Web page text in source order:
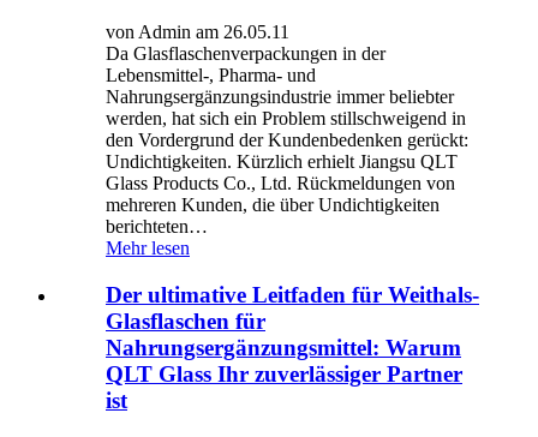
von Admin am 26.05.11
Da Glasflaschenverpackungen in der
Lebensmittel-, Pharma- und
Nahrungsergänzungsindustrie immer beliebter
werden, hat sich ein Problem stillschweigend in
den Vordergrund der Kundenbedenken gerückt:
Undichtigkeiten. Kürzlich erhielt Jiangsu QLT
Glass Products Co., Ltd. Rückmeldungen von
mehreren Kunden, die über Undichtigkeiten
berichteten…
Mehr lesen
Der ultimative Leitfaden für Weithals-
Glasflaschen für
Nahrungsergänzungsmittel: Warum
QLT Glass Ihr zuverlässiger Partner
ist